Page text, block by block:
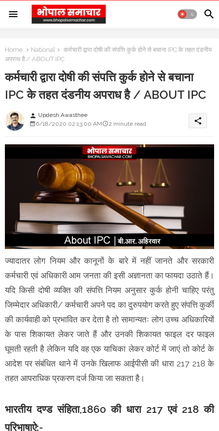
Home National
कर्मचारी द्वारा दोषी की संपत्ति कुर्क होने से बचाना IPC के तहत दंडनीय
अपराध है / ABOUT IPC
कर्मचारी द्वारा दोषी की संपत्ति कुर्क होने से बचाना
IPC के तहत दंडनीय अपराध है / ABOUT IPC
person Updesh Awasthee
6/18/2020 02:13:00 AM
2 minute read share
ज्यादातर लोग नियम और कानूनों के बारे में नहीं जानते और सरकारी
कर्मचारी एवं अधिकारी आम जनता की इसी अज्ञानता का फायदा उठाते हैं।
यदि किसी दोषी व्यक्ति की संपत्ति नियम अनुसार कुर्क होनी चाहिए परंतु
जिम्मेदार अधिकारी/ कर्मचारी अपने पद का दुरुपयोग करते हुए संपत्ति कुर्की
की कार्यवाही को प्रभावित कर देता है तो सामान्यतः लोग उच्च अधिकारियों
के पास शिकायत लेकर जाते हैं और उनकी शिकायत फाइल दर फाइल
घूमती रहती है लेकिन यदि वह एक याचिका लेकर कोर्ट में जाएं तो कोर्ट के
आदेश पर संबंधित थाने में उनके खिलाफ आईपीसी की धारा 217 218 के
तहत आपराधिक प्रकरण दर्ज किया जा सकता है।
भारतीय दण्ड संहिता,1860 की धारा 217 एवं 218 की
परिभाषाऐ:-